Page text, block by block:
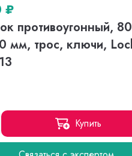
₽
противоугонный,
мм, трос, ключи,
Купить